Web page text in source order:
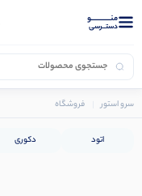
منــــــــــــو
دستــرسی
سرو استور فروشگاه
اتود دکوری